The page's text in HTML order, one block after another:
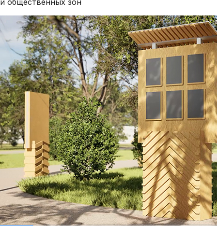
и общественных зон